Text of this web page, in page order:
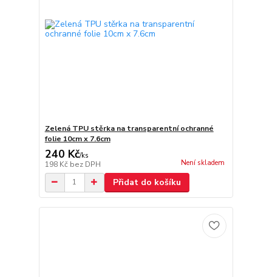
Zelená TPU stěrka na transparentní ochranné
folie 10cm x 7.6cm
240 Kč/ks
198 Kč bez DPH Není skladem
Přidat do košíku